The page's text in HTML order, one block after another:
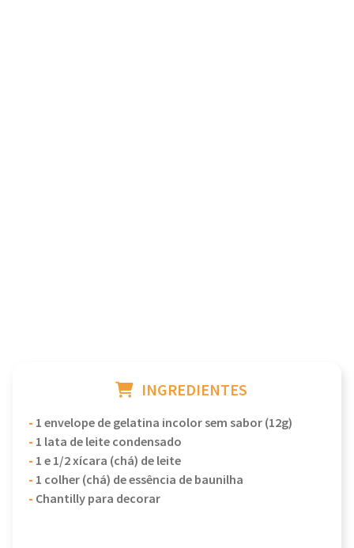
INGREDIENTES
- 1 envelope de gelatina incolor sem sabor (12g)
- 1 lata de leite condensado
- 1 e 1/2 xícara (chá) de leite
- 1 colher (chá) de essência de baunilha
- Chantilly para decorar